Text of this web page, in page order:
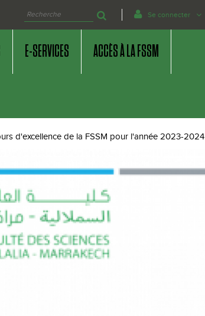
Se connecter
E-SERVICES ACCÈS À LA FSSM
d'excellence de la FSSM pour l'année 2023-2024